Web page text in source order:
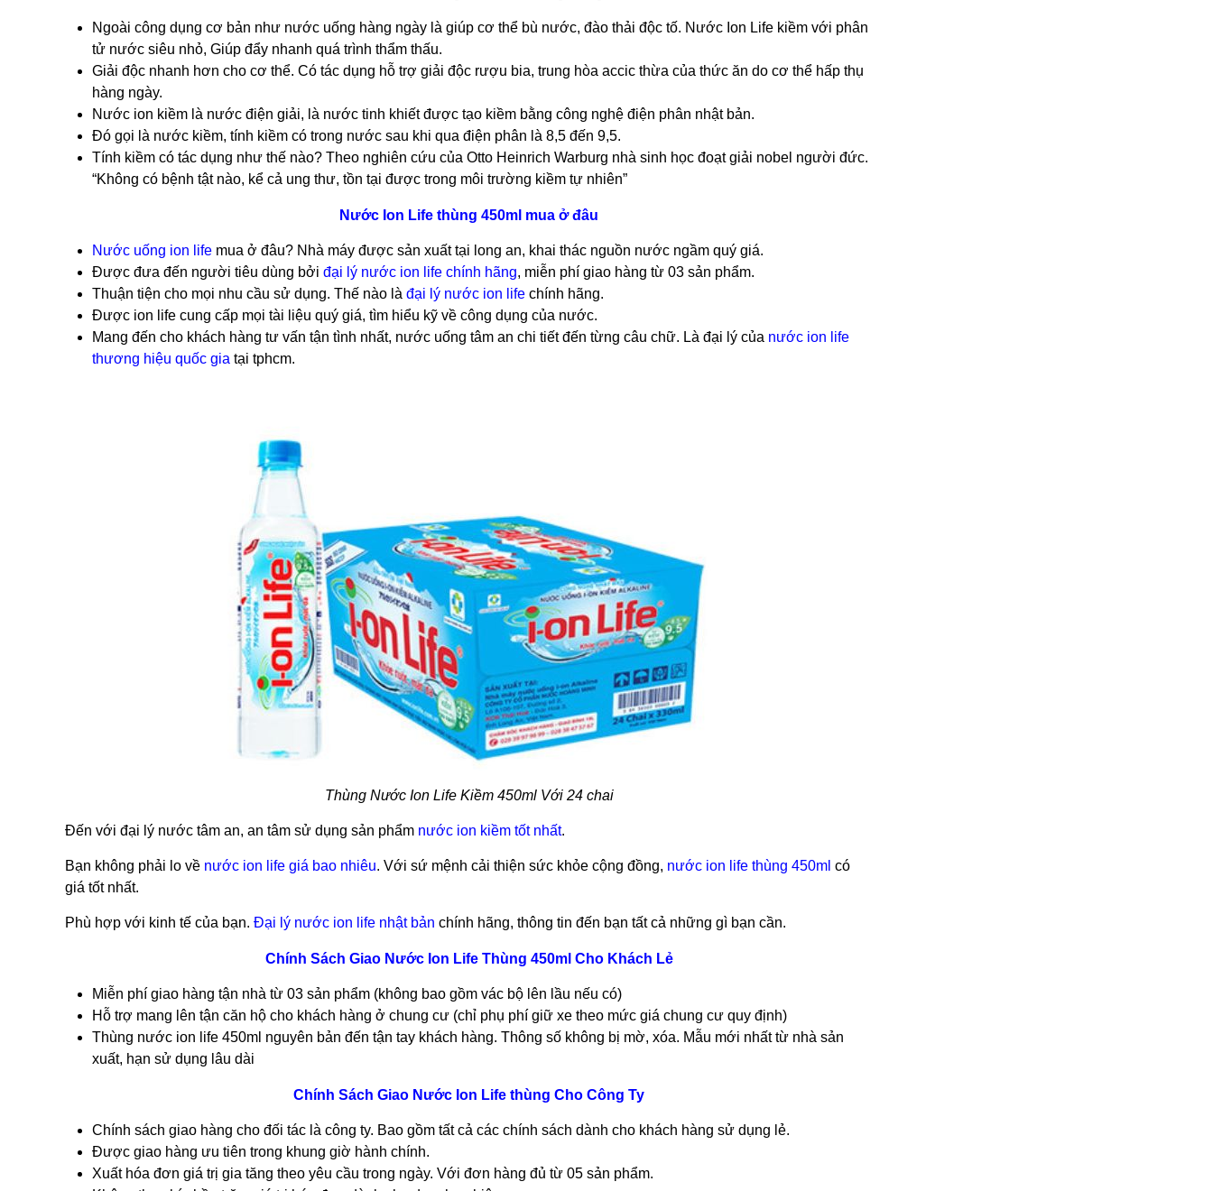
Ngoài công dụng cơ bản như nước uống hàng ngày là giúp cơ thể bù nước, đào thải độc tố. Nước Ion Life kiềm với phân
tử nước siêu nhỏ, Giúp đẩy nhanh quá trình thẩm thấu.
Giải độc nhanh hơn cho cơ thể. Có tác dụng hỗ trợ giải độc rượu bia, trung hòa accic thừa của thức ăn do cơ thể hấp thụ
hàng ngày.
Nước ion kiềm là nước điện giải, là nước tinh khiết được tạo kiềm bằng công nghệ điện phân nhật bản.
Đó gọi là nước kiềm, tính kiềm có trong nước sau khi qua điện phân là 8,5 đến 9,5.
Tính kiềm có tác dụng như thế nào? Theo nghiên cứu của Otto Heinrich Warburg nhà sinh học đoạt giải nobel người đức.
“Không có bệnh tật nào, kể cả ung thư, tồn tại được trong môi trường kiềm tự nhiên”
Nước Ion Life thùng 450ml mua ở đâu
Nước uống ion life mua ở đâu? Nhà máy được sản xuất tại long an, khai thác nguồn nước ngầm quý giá.
Được đưa đến người tiêu dùng bởi đại lý nước ion life chính hãng, miễn phí giao hàng từ 03 sản phẩm.
Thuận tiện cho mọi nhu cầu sử dụng. Thế nào là đại lý nước ion life chính hãng.
Được ion life cung cấp mọi tài liệu quý giá, tìm hiểu kỹ về công dụng của nước.
Mang đến cho khách hàng tư vấn tận tình nhất, nước uống tâm an chi tiết đến từng câu chữ. Là đại lý của nước ion life
thương hiệu quốc gia tại tphcm.
Thùng Nước Ion Life Kiềm 450ml Với 24 chai
Đến với đại lý nước tâm an, an tâm sử dụng sản phẩm nước ion kiềm tốt nhất.
Bạn không phải lo về nước ion life giá bao nhiêu. Với sứ mệnh cải thiện sức khỏe cộng đồng, nước ion life thùng 450ml có
giá tốt nhất.
Phù hợp với kinh tế của bạn. Đại lý nước ion life nhật bản chính hãng, thông tin đến bạn tất cả những gì bạn cần.
Chính Sách Giao Nước Ion Life Thùng 450ml Cho Khách Lẻ
Miễn phí giao hàng tận nhà từ 03 sản phẩm (không bao gồm vác bộ lên lầu nếu có)
Hỗ trợ mang lên tận căn hộ cho khách hàng ở chung cư (chỉ phụ phí giữ xe theo mức giá chung cư quy định)
Thùng nước ion life 450ml nguyên bản đến tận tay khách hàng. Thông số không bị mờ, xóa. Mẫu mới nhất từ nhà sản
xuất, hạn sử dụng lâu dài
Chính Sách Giao Nước Ion Life thùng Cho Công Ty
Chính sách giao hàng cho đối tác là công ty. Bao gồm tất cả các chính sách dành cho khách hàng sử dụng lẻ.
Được giao hàng ưu tiên trong khung giờ hành chính.
Xuất hóa đơn giá trị gia tăng theo yêu cầu trong ngày. Với đơn hàng đủ từ 05 sản phẩm.